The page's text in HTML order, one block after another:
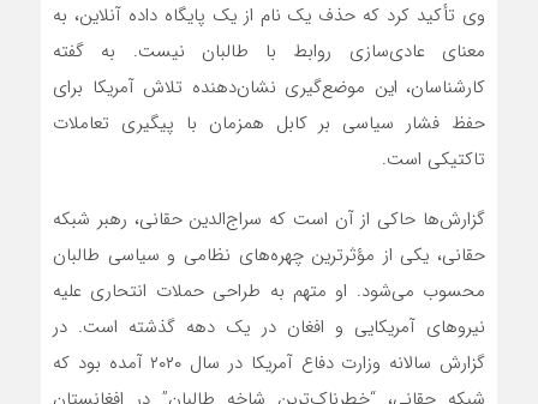
وی تأکید کرد که حذف یک نام از یک پایگاه داده آنلاین، به
معنای عادی‌سازی روابط با طالبان نیست. به گفته
کارشناسان، این موضع‌گیری نشان‌دهنده تلاش آمریکا برای
حفظ فشار سیاسی بر کابل همزمان با پیگیری تعاملات
تاکتیکی است.
گزارش‌ها حاکی از آن است که سراج‌الدین حقانی، رهبر شبکه
حقانی، یکی از مؤثرترین چهره‌های نظامی و سیاسی طالبان
محسوب می‌شود. او متهم به طراحی حملات انتحاری علیه
نیروهای آمریکایی و افغان در یک دهه گذشته است. در
گزارش سالانه وزارت دفاع آمریکا در سال ۲۰۲۰ آمده بود که